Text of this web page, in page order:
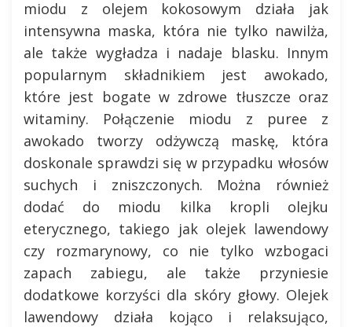
miodu z olejem kokosowym działa jak
intensywna maska, która nie tylko nawilża,
ale także wygładza i nadaje blasku. Innym
popularnym składnikiem jest awokado,
które jest bogate w zdrowe tłuszcze oraz
witaminy. Połączenie miodu z puree z
awokado tworzy odżywczą maskę, która
doskonale sprawdzi się w przypadku włosów
suchych i zniszczonych. Można również
dodać do miodu kilka kropli olejku
eterycznego, takiego jak olejek lawendowy
czy rozmarynowy, co nie tylko wzbogaci
zapach zabiegu, ale także przyniesie
dodatkowe korzyści dla skóry głowy. Olejek
lawendowy działa kojąco i relaksująco,